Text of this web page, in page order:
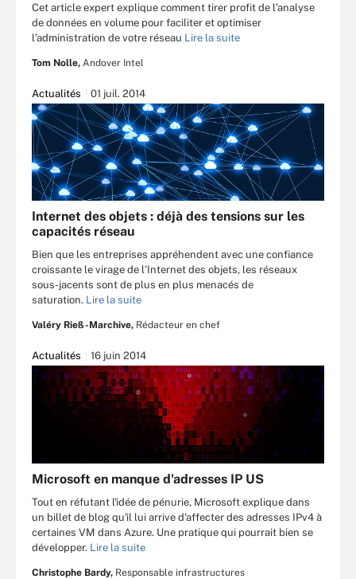
Cet article expert explique comment tirer profit de l’analyse
de données en volume pour faciliter et optimiser
l’administration de votre réseau Lire la suite
Tom Nolle, Andover Intel
Actualités 01 juil. 2014
Internet des objets : déjà des tensions sur les
capacités réseau
Bien que les entreprises appréhendent avec une confiance
croissante le virage de l’Internet des objets, les réseaux
sous-jacents sont de plus en plus menacés de
saturation. Lire la suite
Valéry Rieß-Marchive, Rédacteur en chef
Actualités 16 juin 2014
Microsoft en manque d'adresses IP US
Tout en réfutant l'idée de pénurie, Microsoft explique dans
un billet de blog qu'il lui arrive d'affecter des adresses IPv4 à
certaines VM dans Azure. Une pratique qui pourrait bien se
développer. Lire la suite
Christophe Bardy, Responsable infrastructures